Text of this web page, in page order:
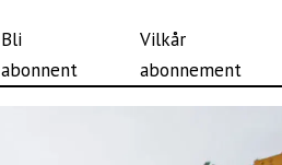
Bli
abonnent
Vilkår
abonnement